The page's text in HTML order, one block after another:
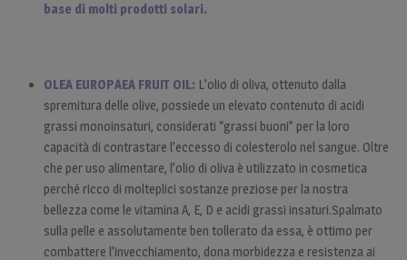
base di molti prodotti solari.
OLEA EUROPAEA FRUIT OIL: L’olio di oliva, ottenuto dalla
spremitura delle olive, possiede un elevato contenuto di acidi
grassi monoinsaturi, considerati “grassi buoni” per la loro
capacità di contrastare l’eccesso di colesterolo nel sangue. Oltre
che per uso alimentare, l’olio di oliva è utilizzato in cosmetica
perché ricco di molteplici sostanze preziose per la nostra
bellezza come le vitamina A, E, D e acidi grassi insaturi.Spalmato
sulla pelle e assolutamente ben tollerato da essa, è ottimo per
combattere l’invecchiamento, dona morbidezza e resistenza ai